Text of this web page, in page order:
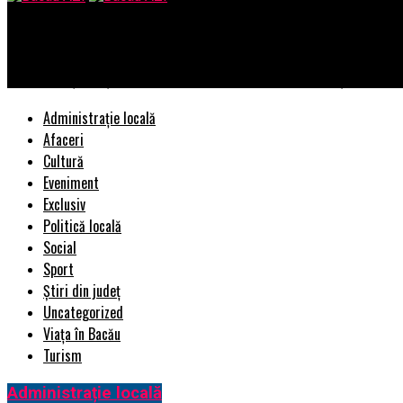
Administrație locală
Afaceri
Cultură
Eveniment
Exclusiv
Politică locală
Social
Sport
Știri din județ
Uncategorized
Viața în Bacău
Turism
Administrație locală